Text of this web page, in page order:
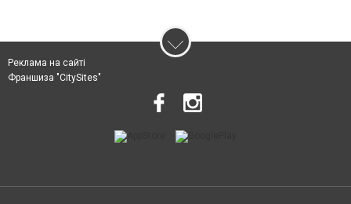
Реклама на сайті
Франшиза "CitySites"